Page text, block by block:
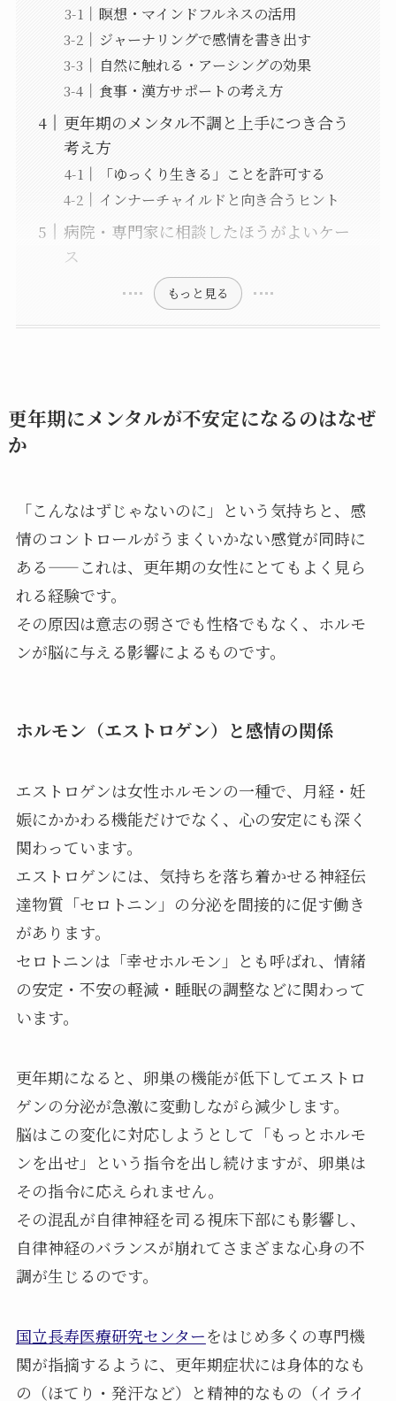
瞑想・マインドフルネスの活用
ジャーナリングで感情を書き出す
自然に触れる・アーシングの効果
食事・漢方サポートの考え方
更年期のメンタル不調と上手につき合う
考え方
「ゆっくり生きる」ことを許可する
インナーチャイルドと向き合うヒント
病院・専門家に相談したほうがよいケー
ス
もっと見る
更年期にメンタルが不安定になるのはなぜ
か
「こんなはずじゃないのに」という気持ちと、感
情のコントロールがうまくいかない感覚が同時に
ある——これは、更年期の女性にとてもよく見ら
れる経験です。
その原因は意志の弱さでも性格でもなく、ホルモ
ンが脳に与える影響によるものです。
ホルモン（エストロゲン）と感情の関係
エストロゲンは女性ホルモンの一種で、月経・妊
娠にかかわる機能だけでなく、心の安定にも深く
関わっています。
エストロゲンには、気持ちを落ち着かせる神経伝
達物質「セロトニン」の分泌を間接的に促す働き
があります。
セロトニンは「幸せホルモン」とも呼ばれ、情緒
の安定・不安の軽減・睡眠の調整などに関わって
います。
更年期になると、卵巣の機能が低下してエストロ
ゲンの分泌が急激に変動しながら減少します。
脳はこの変化に対応しようとして「もっとホルモ
ンを出せ」という指令を出し続けますが、卵巣は
その指令に応えられません。
その混乱が自律神経を司る視床下部にも影響し、
自律神経のバランスが崩れてさまざまな心身の不
調が生じるのです。
国立長寿医療研究センターをはじめ多くの専門機
関が指摘するように、更年期症状には身体的なも
の（ほてり・発汗など）と精神的なもの（イライ